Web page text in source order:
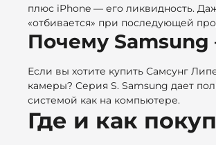
плюс iPhone — его ликвидность.
«отбивается» при последующей
Почему Samsung
Если вы хотите купить Самсунг
камеры? Серия S. Samsung дает
системой как на компьютере.
Где и как